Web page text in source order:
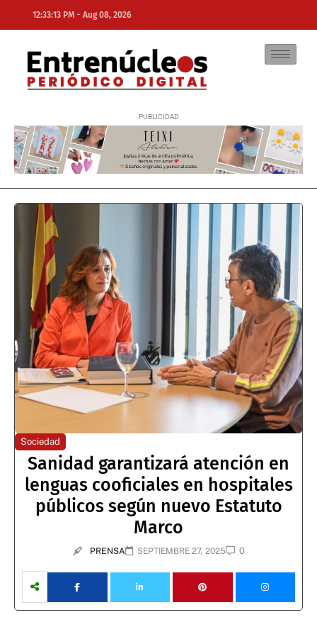
12:33:13 PM - Aug 08, 2026
NE
Sociedad
Sanidad garantizará atención en
lenguas cooficiales en hospitales
públicos según nuevo Estatuto
Marco
PRENSA SEPTIEMBRE 27, 2025 0